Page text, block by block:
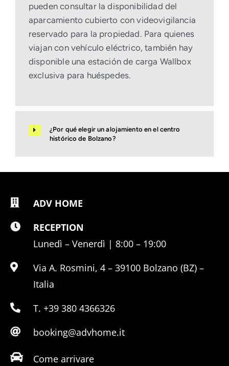
pueden consultar la disponibilidad del
aparcamiento cubierto con videovigilancia
reservado para la propiedad. Para quienes
viajan con vehículo eléctrico, también hay
disponible una estación de carga Wallbox
exclusiva para huéspedes.
¿Por qué elegir un alojamiento en el centro
histórico de Bolzano?
ADV HOME
RECEPTION
Lunedì – Venerdì | 8:00 – 19:00
Via A. Rosmini, 4 – 39100 Bolzano (BZ) –
Italia
T. +39 380 4366326
booking@advhome.it
Come arrivare